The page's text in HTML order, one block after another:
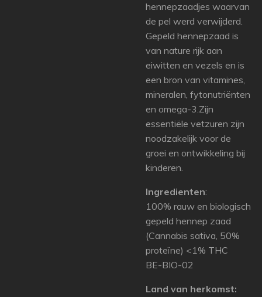
hennepzaadjes waarvan
de pel werd verwijderd.
Gepeld hennepzaad is
van nature rijk aan
eiwitten en vezels en is
een bron van vitamines,
mineralen, fytonutriënten
en omega-3.Zijn
essentiële vetzuren zijn
noodzakelijk voor de
groei en ontwikkeling bij
kinderen.
Ingredienten:
100% rauw en biologisch
gepeld hennep zaad
(Cannabis sativa, 50%
proteïne) <1% THC
BE-BIO-02
Land van herkomst: